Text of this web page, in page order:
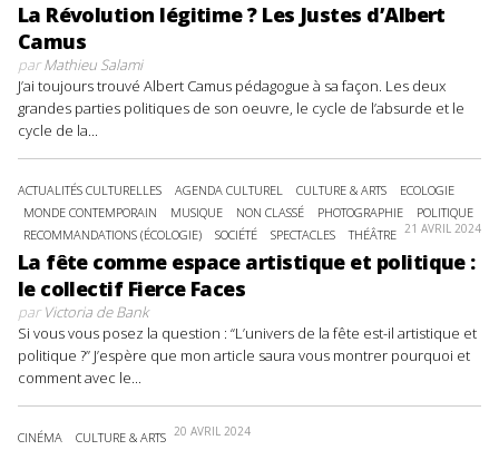
La Révolution légitime ? Les Justes d’Albert
Camus
parMathieu Salami
J’ai toujours trouvé Albert Camus pédagogue à sa façon. Les deux
grandes parties politiques de son oeuvre, le cycle de l’absurde et le
cycle de la...
ACTUALITÉS CULTURELLES AGENDA CULTUREL CULTURE & ARTS
ECOLOGIE
MONDE CONTEMPORAIN
MUSIQUE NON CLASSÉ PHOTOGRAPHIE
POLITIQUE
RECOMMANDATIONS (ÉCOLOGIE)
SOCIÉTÉ SPECTACLES THÉÂTRE 21 AVRIL 2024
La fête comme espace artistique et politique :
le collectif Fierce Faces
parVictoria de Bank
Si vous vous posez la question : “L’univers de la fête est-il artistique et
politique ?” J’espère que mon article saura vous montrer pourquoi et
comment avec le...
CINÉMA CULTURE & ARTS 20 AVRIL 2024